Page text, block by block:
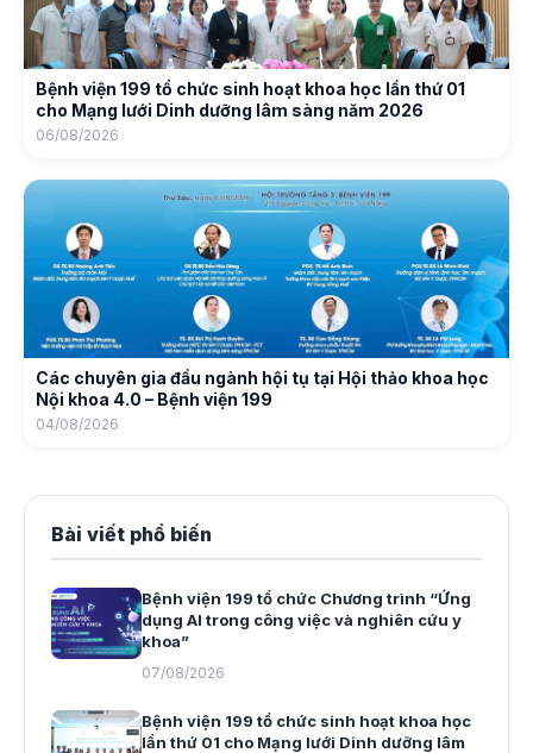
Bệnh viện 199 tổ chức sinh hoạt khoa học lần thứ 01
cho Mạng lưới Dinh dưỡng lâm sàng năm 2026
06/08/2026
Các chuyên gia đầu ngành hội tụ tại Hội thảo khoa học
Nội khoa 4.0 – Bệnh viện 199
04/08/2026
Bài viết phổ biến
Bệnh viện 199 tổ chức Chương trình “Ứng
dụng AI trong công việc và nghiên cứu y
khoa”
07/08/2026
Bệnh viện 199 tổ chức sinh hoạt khoa học
lần thứ 01 cho Mạng lưới Dinh dưỡng lâm